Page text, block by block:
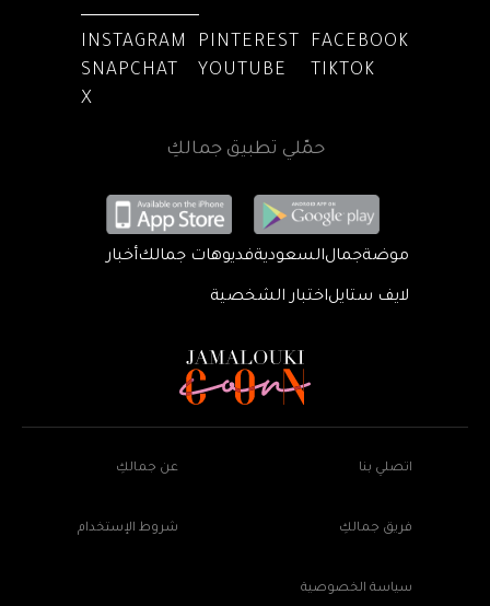
INSTAGRAM PINTEREST
FACEBOOK
SNAPCHAT
YOUTUBE
TIKTOK
X
حمّلي تطبيق جمالكِ
موضةجمالالسعوديةفديوهات جمالكأخبار
لايف ستايلاختبار الشخصية
اتصلي بنا عن جمالكِ
فريق جمالكِ شروط الإستخدام
سياسة الخصوصية